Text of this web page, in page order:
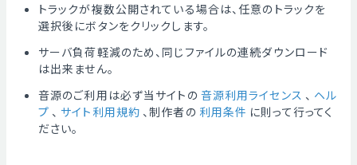
トラックが複数公開されている場合は、任意のトラックを
選択後にボタンをクリックします。
サーバ負荷軽減のため、同じファイルの連続ダウンロード
は出来ません。
音源のご利用は必ず当サイトの 音源利用ライセンス 、 ヘル
プ 、 サイト利用規約 、制作者の 利用条件 に則って行ってく
ださい。